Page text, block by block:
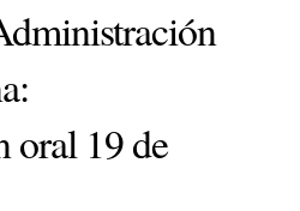
oral 19 de